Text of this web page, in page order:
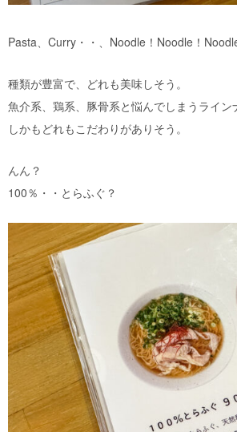
Pasta、Curry・・、Noodle！Noodle！
種類が豊富で、どれも美味しそう。
魚介系、鶏系、豚骨系と悩んでしまうライン
しかもどれもこだわりがありそう。
んん？
100％・・とらふぐ？